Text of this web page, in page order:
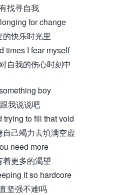
找寻自我
for change
的快乐时光里
times I fear myself
自我的伤心时刻中
boy
我说说吧
trying to fill that void
己竭力去填满空虚
need more
着更多的渴望
it so hardcore
坚强不难吗